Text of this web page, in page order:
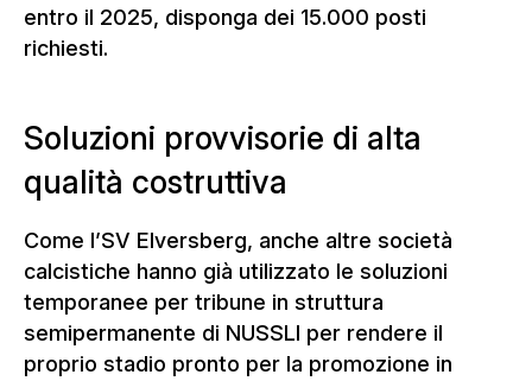
entro il 2025, disponga dei 15.000 posti
richiesti.
Soluzioni provvisorie di alta
qualità costruttiva
Come l’SV Elversberg, anche altre società
calcistiche hanno già utilizzato le soluzioni
temporanee per tribune in struttura
semipermanente di NUSSLI per rendere il
proprio stadio pronto per la promozione in